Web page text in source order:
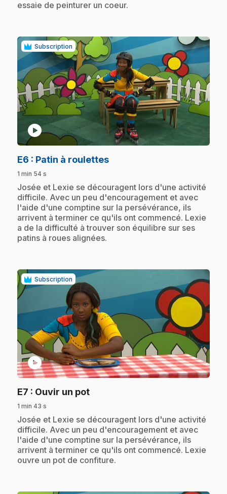
essaie de peinturer un coeur.
Subscription
play_circle
E6 : Patin à roulettes.
1 min 54 s
.Josée et Lexie se découragent lors d'une activité
difficile. Avec un peu d'encouragement et avec
l'aide d'une comptine sur la persévérance, ils
arrivent à terminer ce qu'ils ont commencé. Lexie
a de la difficulté à trouver son équilibre sur ses
patins à roues alignées.
Subscription
play_circle
E7 : Ouvir un pot.
1 min 43 s
.Josée et Lexie se découragent lors d'une activité
difficile. Avec un peu d'encouragement et avec
l'aide d'une comptine sur la persévérance, ils
arrivent à terminer ce qu'ils ont commencé. Lexie
ouvre un pot de confiture.